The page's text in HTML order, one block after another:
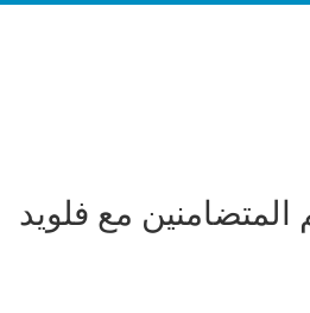
المتضامنين مع فلويد